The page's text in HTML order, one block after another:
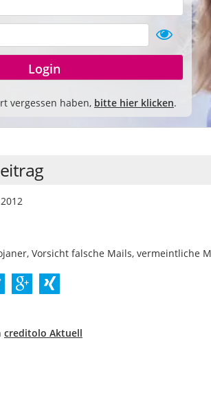
vergessen haben, bitte hier klicken.
Vorsicht falsche Mails, vermeintliche
creditolo Aktuell